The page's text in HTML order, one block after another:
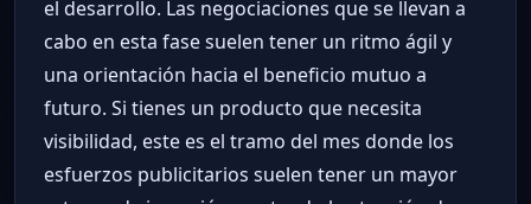
el desarrollo. Las negociaciones que se llevan a
cabo en esta fase suelen tener un ritmo ágil y
una orientación hacia el beneficio mutuo a
futuro. Si tienes un producto que necesita
visibilidad, este es el tramo del mes donde los
esfuerzos publicitarios suelen tener un mayor